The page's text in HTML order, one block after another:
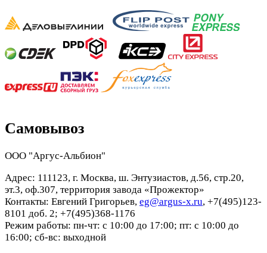
Самовывоз
ООО "Аргус-Альбион"
Адрес: 111123, г. Москва, ш. Энтузиастов, д.56, стр.20,
эт.3, оф.307, территория завода «Прожектор»
Контакты: Евгений Григорьев, eg@argus-x.ru, +7(495)123-
8101 доб. 2; +7(495)368-1176
Режим работы: пн-чт: с 10:00 до 17:00; пт: с 10:00 до
16:00; сб-вс: выходной